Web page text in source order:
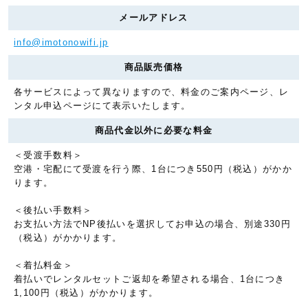
メールアドレス
info@imotonowifi.jp
商品販売価格
各サービスによって異なりますので、料金のご案内ページ、レ
ンタル申込ページにて表示いたします。
商品代金以外に必要な料金
＜受渡手数料＞
空港・宅配にて受渡を行う際、1台につき550円（税込）がかか
ります。
＜後払い手数料＞
お支払い方法でNP後払いを選択してお申込の場合、別途330円
（税込）がかかります。
＜着払料金＞
着払いでレンタルセットご返却を希望される場合、1台につき
1,100円（税込）がかかります。